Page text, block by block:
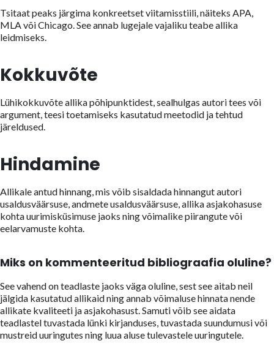
Tsitaat peaks järgima konkreetset viitamisstiili, näiteks APA,
MLA või Chicago. See annab lugejale vajaliku teabe allika
leidmiseks.
Kokkuvõte
Lühikokkuvõte allika põhipunktidest, sealhulgas autori tees või
argument, teesi toetamiseks kasutatud meetodid ja tehtud
järeldused.
Hindamine
Allikale antud hinnang, mis võib sisaldada hinnangut autori
usaldusväärsuse, andmete usaldusväärsuse, allika asjakohasuse
kohta uurimisküsimuse jaoks ning võimalike piirangute või
eelarvamuste kohta.
Miks on kommenteeritud bibliograafia oluline?
See vahend on teadlaste jaoks väga oluline, sest see aitab neil
jälgida kasutatud allikaid ning annab võimaluse hinnata nende
allikate kvaliteeti ja asjakohasust. Samuti võib see aidata
teadlastel tuvastada lünki kirjanduses, tuvastada suundumusi või
mustreid uuringutes ning luua aluse tulevastele uuringutele.